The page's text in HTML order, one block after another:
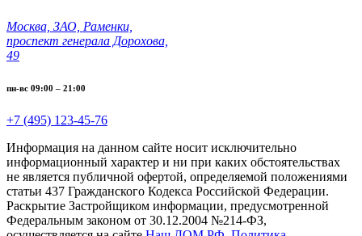
Москва, ЗАО, Раменки,
проспект генерала Дорохова,
49
пн-вс 09:00 – 21:00
+7 (495) 123-45-76
Информация на данном сайте носит исключительно
информационный характер и ни при каких обстоятельствах
не является публичной офертой, определяемой положениями
статьи 437 Гражданского Кодекса Российской Федерации.
Раскрытие Застройщиком информации, предусмотренной
Федеральным законом от 30.12.2004 №214-ФЗ,